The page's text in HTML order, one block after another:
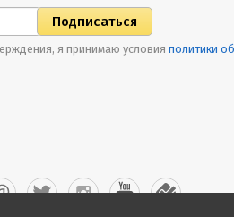
я принимаю условия политики